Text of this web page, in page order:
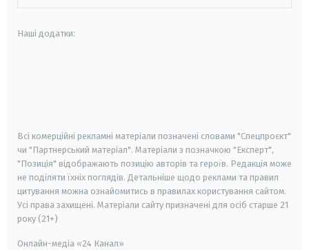
Наші додатки:
Всі комерційні рекламні матеріали позначені словами "Спецпроєкт"
чи "Партнерський матеріал". Матеріали з позначкою "Експерт",
"Позиція" відображають позицію авторів та героїв. Редакція може
не поділяти їхніх поглядів. Детальніше щодо реклами та правил
цитування можна ознайомитись в правилах користування сайтом.
Усі права захищені. Матеріали сайту призначені для осіб старше 21
року (21+)
Онлайн-медіа «24 Канал»